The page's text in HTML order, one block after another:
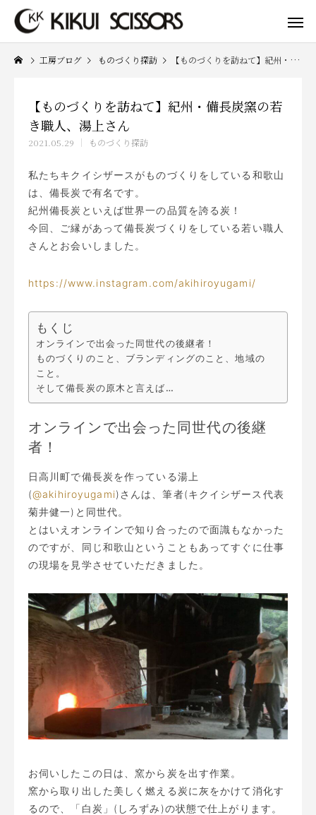
工房ブログ ものづくり探訪 【ものづくりを訪ねて】紀州・備長炭窯の若き職人、湯上さん
【ものづくりを訪ねて】紀州・備長炭窯の若
き職人、湯上さん
2021.05.29 ものづくり探訪
私たちキクイシザースがものづくりをしている和歌山
は、備長炭で有名です。
紀州備長炭といえば世界一の品質を誇る炭！
今回、ご縁があって備長炭づくりをしている若い職人
さんとお会いしました。
https://www.instagram.com/akihiroyugami/
もくじ
オンラインで出会った同世代の後継者！
ものづくりのこと、ブランディングのこと、地域の
こと。
そして備長炭の原木と言えば…
オンラインで出会った同世代の後継
者！
日高川町で備長炭を作っている湯上
(@akihiroyugami)さんは、筆者(キクイシザース代表
菊井健一)と同世代。
とはいえオンラインで知り合ったので面識もなかった
のですが、同じ和歌山ということもあってすぐに仕事
の現場を見学させていただきました。
お伺いしたこの日は、窯から炭を出す作業。
窯から取り出した美しく燃える炭に灰をかけて消化す
るので、「白炭」(しろずみ)の状態で仕上がります。